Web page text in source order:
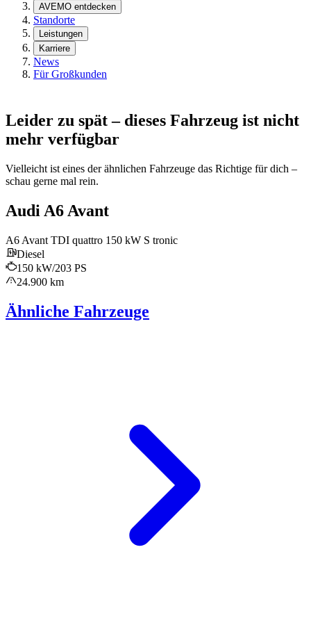
AVEMO entdecken
Standorte
Leistungen
Karriere
News
Für Großkunden
Leider zu spät – dieses Fahrzeug ist nicht
mehr verfügbar
Vielleicht ist eines der ähnlichen Fahrzeuge das Richtige für dich –
schau gerne mal rein.
Audi A6 Avant
A6 Avant TDI quattro 150 kW S tronic
Diesel
150 kW/203 PS
24.900 km
Ähnliche Fahrzeuge